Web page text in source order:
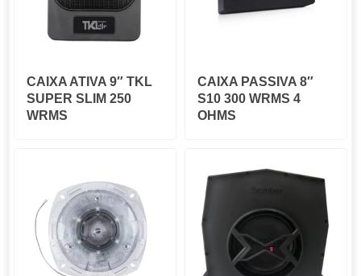
CAIXA ATIVA 9″ TKL
SUPER SLIM 250
WRMS
CAIXA PASSIVA 8″
S10 300 WRMS 4
OHMS